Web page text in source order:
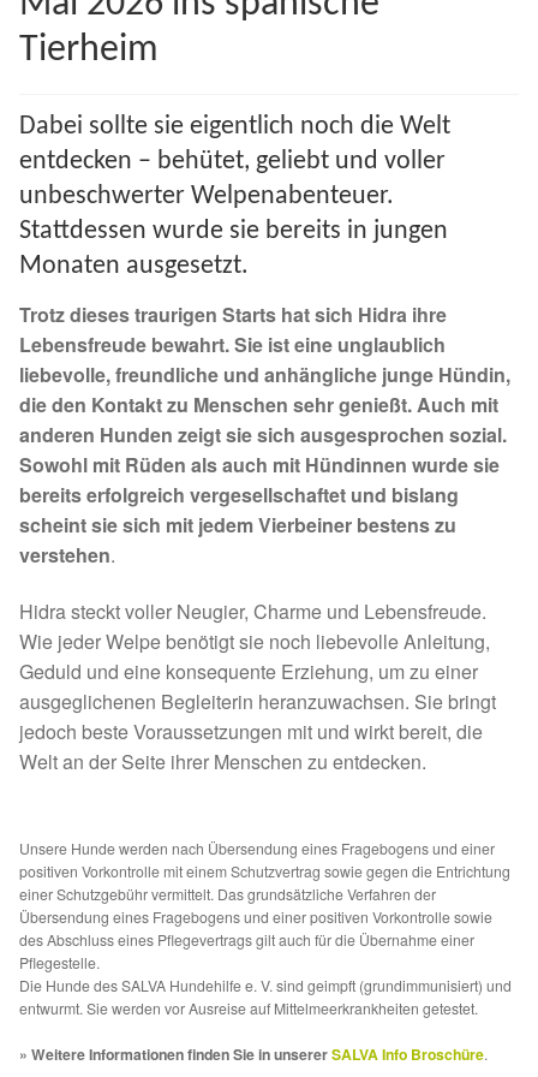
Spenden 2023
Januar bis Juni 2023
Spenden 2022
Juli bis Dezember 2022
Januar bis Juni 2022
Spenden 2021
Juli bis Dezember 2021
Fördermitgliedschaft
Tierschutz
Auslandstierschutz
Schutzgebühr
Notnasen in Deutschland
Notnasen noch im Ausland
Notnasen mit Handicap
Wichtige Gedanken vor der Adoption
Tierheim
Dabei sollte sie eigentlich noch die Welt
entdecken – behütet, geliebt und voller
unbeschwerter Welpenabenteuer.
Stattdessen wurde sie bereits in jungen
Monaten ausgesetzt.
Trotz dieses traurigen Starts hat sich Hidra ihre
Lebensfreude bewahrt. Sie ist eine unglaublich
liebevolle, freundliche und anhängliche junge Hündin,
die den Kontakt zu Menschen sehr genießt. Auch mit
anderen Hunden zeigt sie sich ausgesprochen sozial.
Sowohl mit Rüden als auch mit Hündinnen wurde sie
bereits erfolgreich vergesellschaftet und bislang
scheint sie sich mit jedem Vierbeiner bestens zu
verstehen.
Hidra steckt voller Neugier, Charme und Lebensfreude.
Wie jeder Welpe benötigt sie noch liebevolle Anleitung,
Geduld und eine konsequente Erziehung, um zu einer
ausgeglichenen Begleiterin heranzuwachsen. Sie bringt
jedoch beste Voraussetzungen mit und wirkt bereit, die
Welt an der Seite ihrer Menschen zu entdecken.
Unsere Hunde werden nach Übersendung eines Fragebogens und einer
positiven Vorkontrolle mit einem Schutzvertrag sowie gegen die Entrichtung
einer Schutzgebühr vermittelt. Das grundsätzliche Verfahren der
Übersendung eines Fragebogens und einer positiven Vorkontrolle sowie
des Abschluss eines Pflegevertrags gilt auch für die Übernahme einer
Pflegestelle.
Die Hunde des SALVA Hundehilfe e. V. sind geimpft (grundimmunisiert) und
entwurmt. Sie werden vor Ausreise auf Mittelmeerkrankheiten getestet.
» Weitere Informationen finden Sie in unsererSALVA Info Broschüre.